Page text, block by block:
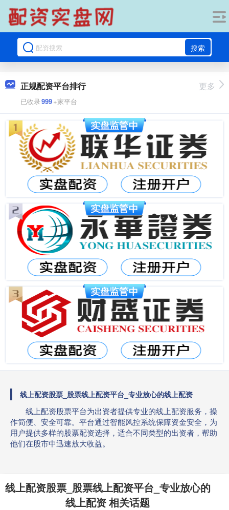
搜索
正规配资平台排行
已收录999+家平台
更多
线上配资股票_股票线上配资平台_专业放心的线上配资
线上配资股票平台为出资者提供专业的线上配资服务，操
作简便、安全可靠。平台通过智能风控系统保障资金安全，为
用户提供多样的股票配资选择，适合不同类型的出资者，帮助
他们在股市中迅速放大收益。
线上配资股票_股票线上配资平台_专业放心的
线上配资 相关话题